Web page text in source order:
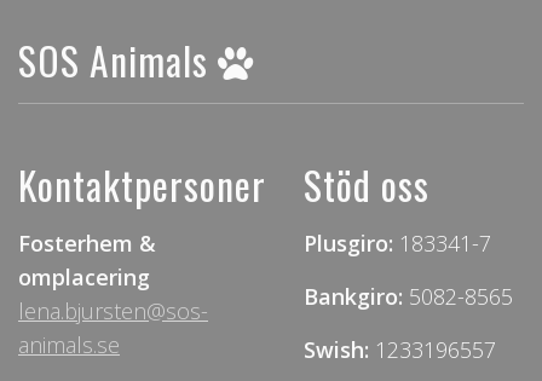
SOS Animals
Kontaktpersoner
Fosterhem &
omplacering
lena.bjursten@sos-
animals.se
Stöd oss
Plusgiro: 183341-7
Bankgiro: 5082-8565
Swish: 1233196557